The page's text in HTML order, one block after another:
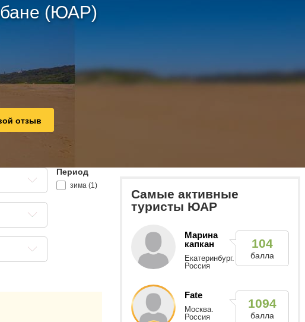
(ЮАР)
отзыв
Период
зима (1)
Самые активные
туристы ЮАР
Марина
капкан
Екатеринбург.
Россия
104
балла
Fate
Москва.
Россия
1094
балла